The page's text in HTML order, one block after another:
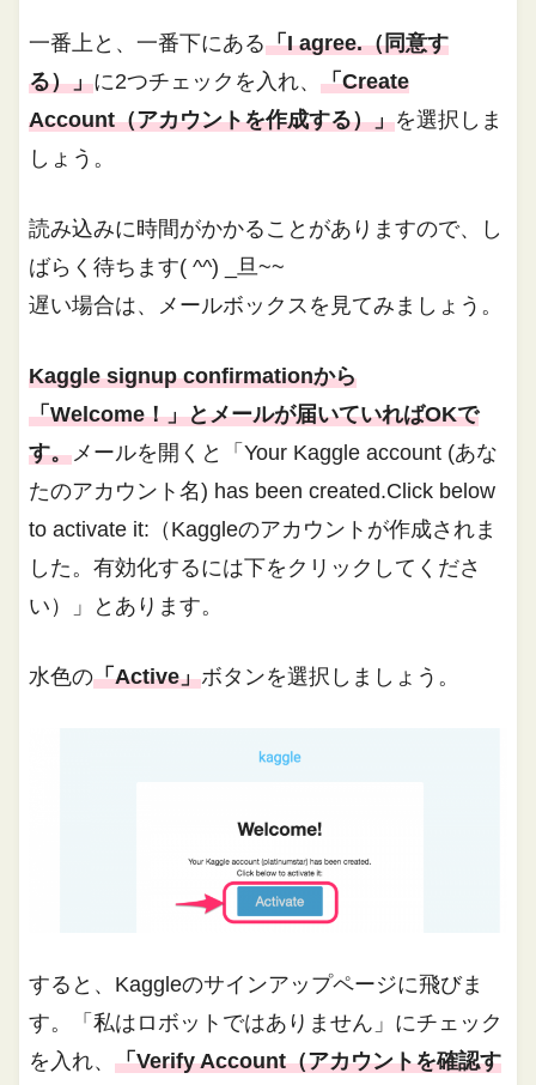
一番上と、一番下にある「I agree.（同意す
る）」に2つチェックを入れ、「Create
Account（アカウントを作成する）」を選択しま
しょう。
読み込みに時間がかかることがありますので、し
ばらく待ちます( ^^) _旦~~
遅い場合は、メールボックスを見てみましょう。
Kaggle signup confirmationから
「Welcome！」とメールが届いていればOKで
す。 メールを開くと「Your Kaggle account (あな
たのアカウント名) has been created.Click below
to activate it:（Kaggleのアカウントが作成されま
した。有効化するには下をクリックしてくださ
い）」とあります。
水色の「Active」ボタンを選択しましょう。
すると、Kaggleのサインアップページに飛びま
す。「私はロボットではありません」にチェック
を入れ、「Verify Account（アカウントを確認す